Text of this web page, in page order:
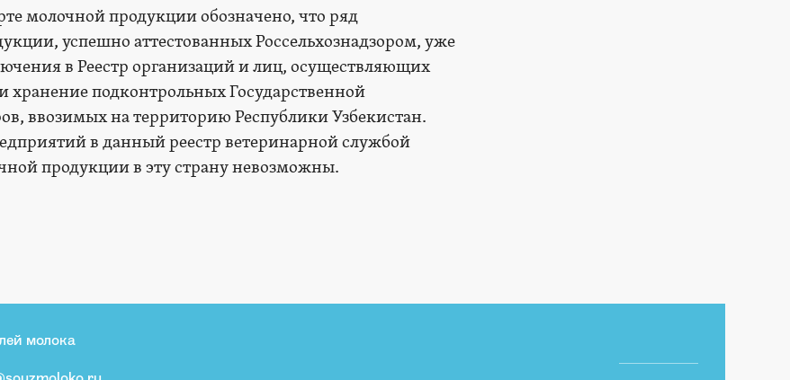
молочной продукции обозначено, что ряд
успешно аттестованных Россельхознадзором, уже
в Реестр организаций и лиц, осуществляющих
хранение подконтрольных Государственной
ввозимых на территорию Республики Узбекистан.
в данный реестр ветеринарной службой
продукции в эту страну невозможны.
молока